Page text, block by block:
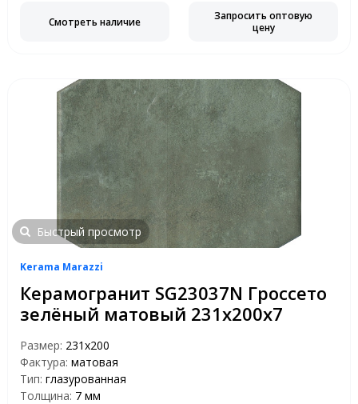
Смотреть наличие
Запросить оптовую
цену
Быстрый просмотр
Kerama Marazzi
Керамогранит SG23037N Гроссето
зелёный матовый 231х200х7
Размер: 231х200
Фактура: матовая
Тип: глазурованная
Толщина: 7 мм